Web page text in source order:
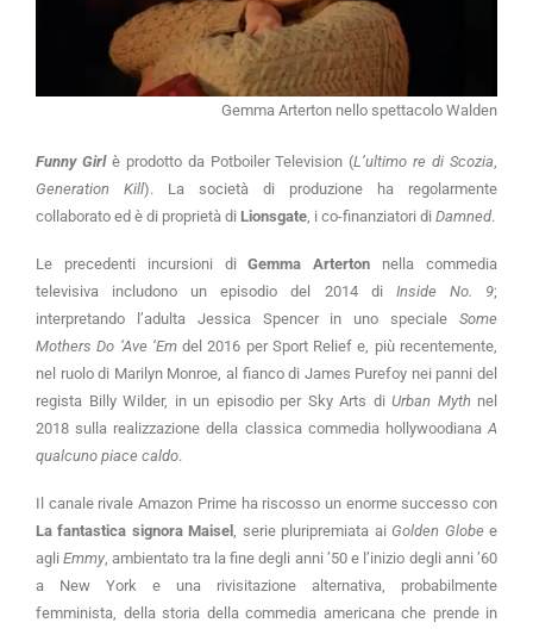
Gemma Arterton nello spettacolo Walden
Funny Girlè prodotto da Potboiler Television (L’ultimo re di Scozia
Generation Kill). La società di produzione ha regolarmente
collaborato ed è di proprietà di Lionsgate , i co-finanziatori di Damned.
Le precedenti incursioni diGemma Arterton nella commedia
televisiva includono un episodio del 2014 di Inside No. 9;
interpretando l’adulta Jessica Spencer in uno speciale Some
Mothers Do ‘Ave ‘Emdel 2016 per Sport Relief e, più recentemente,
nel ruolo di Marilyn Monroe, al fianco di James Purefoy nei panni del
regista Billy Wilder, in un episodio per Sky Arts di Urban Mythnel
2018 sulla realizzazione della classica commedia hollywoodiana A
qualcuno piace caldo.
Il canale rivale Amazon Prime ha riscosso un enorme successo con
La fantastica signora Maisel , serie pluripremiata ai Golden Globe e
agliEmmy , ambientato tra la fine degli anni ’50 e l’inizio degli anni ’60
a New York e una rivisitazione alternativa, probabilmente
femminista, della storia della commedia americana che prende in